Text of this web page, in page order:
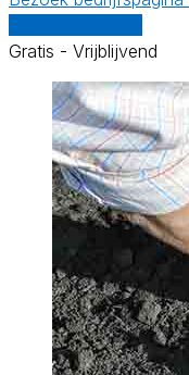
Gratis - Vrijblijvend